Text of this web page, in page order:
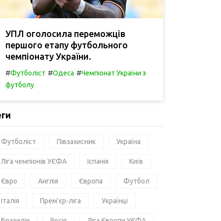
УПЛ оголосила переможців
першого етапу футбольного
чемпіонату України.
#Футболіст #Одеса #Чемпіонат України з
футболу
Футболіст Півзахисник Україна
Ліга чемпіонів УЄФА Іспанія Київ
Євро Англія Європа Футбол
Італія Прем'єр-ліга Українці